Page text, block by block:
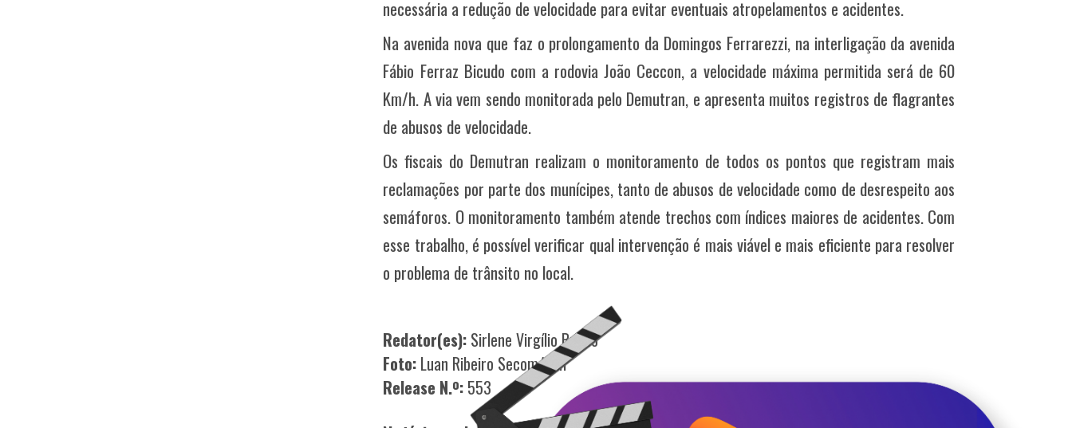
necessária a redução de velocidade para evitar eventuais atropelamentos e acidentes.
Na avenida nova que faz o prolongamento da Domingos Ferrarezzi, na interligação da avenida
Fábio Ferraz Bicudo com a rodovia João Ceccon, a velocidade máxima permitida será de 60
Km/h. A via vem sendo monitorada pelo Demutran, e apresenta muitos registros de flagrantes
de abusos de velocidade.
Os fiscais do Demutran realizam o monitoramento de todos os pontos que registram mais
reclamações por parte dos munícipes, tanto de abusos de velocidade como de desrespeito aos
semáforos. O monitoramento também atende trechos com índices maiores de acidentes. Com
esse trabalho, é possível verificar qual intervenção é mais viável e mais eficiente para resolver
o problema de trânsito no local.
Redator(es): Sirlene Virgílio Bueno
Foto: Luan Ribeiro Secom/PMI
Release N.º: 553